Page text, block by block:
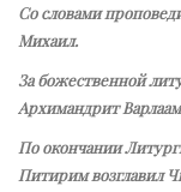
Со словами
Михаил.
За божественной
Архимандрит
По окончании
Питирим возглавил